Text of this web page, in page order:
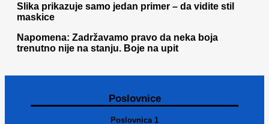
Slika prikazuje samo jedan primer – da vidite stil
maskice
Napomena: Zadržavamo pravo da neka boja
trenutno nije na stanju. Boje na upit
Poslovnice
Poslovnica 1